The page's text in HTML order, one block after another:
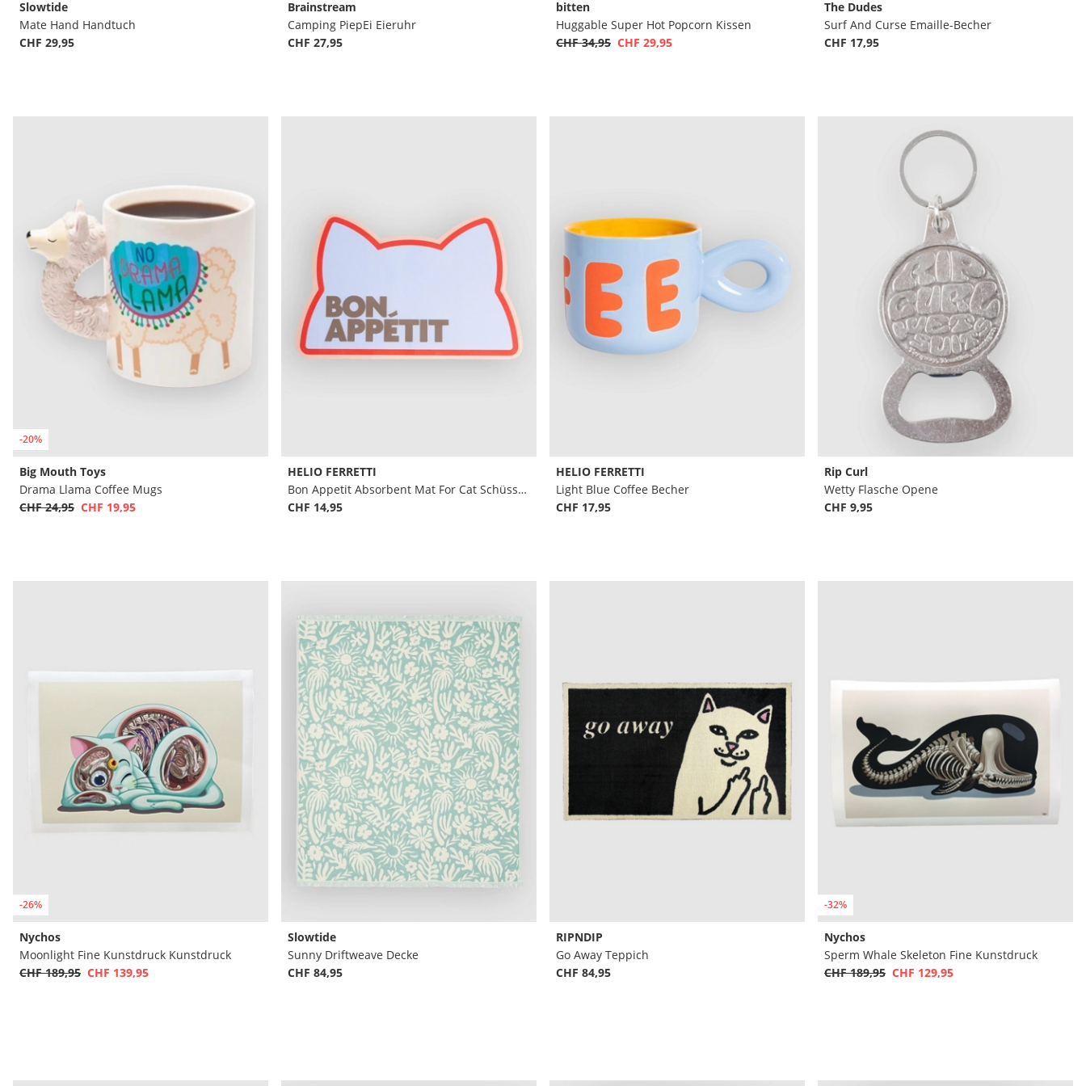
Slowtide
Mate Hand Handtuch
CHF 29,95
Brainstream
Camping PiepEi Eieruhr
CHF 27,95
bitten
Huggable Super Hot Popcorn Kissen
CHF 34,95 CHF 29,95
The Dudes
Surf And Curse Emaille-Becher
CHF 17,95
-20%
Big Mouth Toys
Drama Llama Coffee Mugs
CHF 24,95 CHF 19,95
HELIO FERRETTI
Bon Appetit Absorbent Mat For Cat Schüssel Floor Mat
CHF 14,95
HELIO FERRETTI
Light Blue Coffee Becher
CHF 17,95
Rip Curl
Wetty Flasche Opene
CHF 9,95
-26%
Nychos
Moonlight Fine Kunstdruck Kunstdruck
CHF 189,95 CHF 139,95
Slowtide
Sunny Driftweave Decke
CHF 84,95
RIPNDIP
Go Away Teppich
CHF 84,95
-32%
Nychos
Sperm Whale Skeleton Fine Kunstdruck
CHF 189,95 CHF 129,95